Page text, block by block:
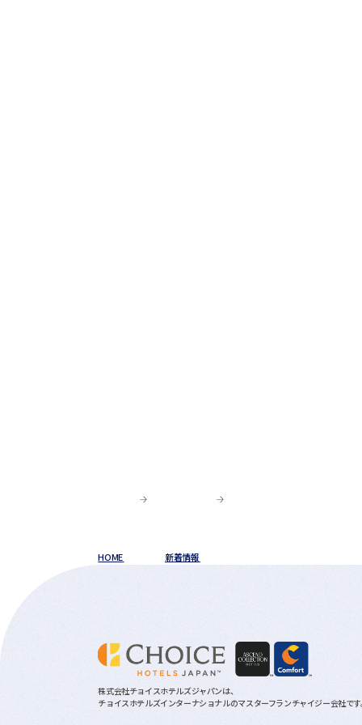
HOME 新着情報
株式会社チョイスホテルズジャパンは、
チョイスホテルズインターナショナルのマスターフランチャイジー会社で